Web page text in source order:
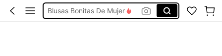
Conjunto De Dos Piezas Mujer